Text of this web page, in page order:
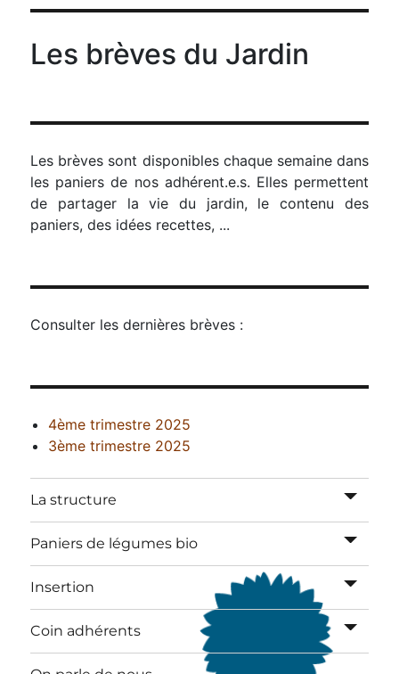
Les brèves du Jardin
Les brèves sont disponibles chaque semaine dans
les paniers de nos adhérent.e.s. Elles permettent
de partager la vie du jardin, le contenu des
paniers, des idées recettes, ...
Consulter les dernières brèves :
4ème trimestre 2025
3ème trimestre 2025
La structure
ouvrir
le
sous-
menu
Paniers de légumes bio
ouvrir
le
sous-
menu
Insertion
ouvrir
le
sous-
menu
Coin adhérents
ouvrir
le